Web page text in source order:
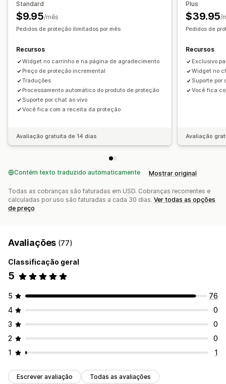
Garantias
Proteção de frete
Embalagem de presente
Complementos de produto
Análises
Taxas de conversão Desempenho da recomendação
Sugestões de otimização Desempenho do funil
Widget personalizado
Standard
$9.95/mês
Pedidos de proteção ilimitados por mês
Recursos
Widget no carrinho e na página de agradecimento
Preço de proteção incremental
Traduções
Processamento automático do produto de proteção
Suporte por chat ao vivo
Você fica com a receita da proteção
Avaliação gratuita de 14 dias
Plus
$39.95/
Pedidos de
Recursos
Exclusivo
Widget no
Suporte por
Você fica
Avaliação
Contém texto traduzido automaticamente Mostrar original
Todas as cobranças são faturadas em USD. Cobranças recorrentes e
calculadas por uso são faturadas a cada 30 dias. Ver todas as opções
de preço
Avaliações (77)
Classificação geral
5
5
76
4
0
3
0
2
0
1
1
Escrever avaliação Todas as avaliações